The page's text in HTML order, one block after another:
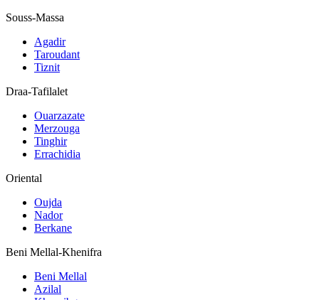
Souss-Massa
Agadir
Taroudant
Tiznit
Draa-Tafilalet
Ouarzazate
Merzouga
Tinghir
Errachidia
Oriental
Oujda
Nador
Berkane
Beni Mellal-Khenifra
Beni Mellal
Azilal